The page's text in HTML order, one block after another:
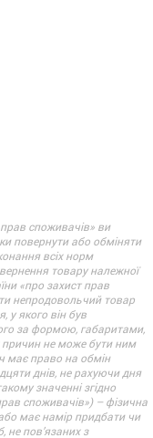
споживачів» ви
повернути або обміняти
всіх норм
товару належної
«про захист прав
непродовольчий товар
у якого він був
за формою, габаритами,
не може бути ним
має право на обмін
днів, не рахуючи дня
значенні згідно
споживачів») – фізична
має намір придбати чи
не пов’язаних з